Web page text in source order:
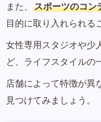
また、
スポーツのコン
目的に取り入れられる
女性専用スタジオや少
ど、ライフスタイルの
店舗によって特徴が異
見つけてみましょう。